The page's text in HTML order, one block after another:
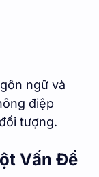
ngữ và
điệp
tượng.
Vấn Đề